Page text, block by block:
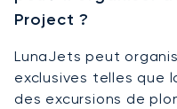
Project ?
LunaJets peut
exclusives telles que
des excursions de